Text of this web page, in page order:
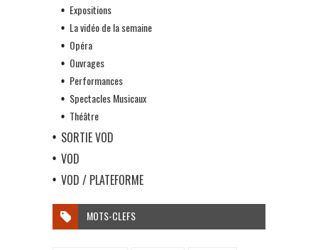
Expositions
La vidéo de la semaine
Opéra
Ouvrages
Performances
Spectacles Musicaux
Théâtre
SORTIE VOD
VOD
VOD / PLATEFORME
MOTS-CLEFS